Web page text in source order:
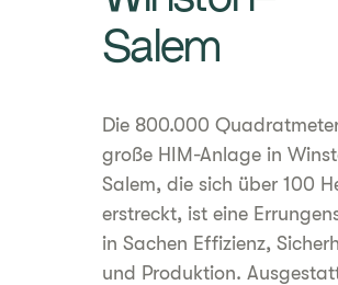
Salem
Die 800.000
große HIM-Anlage in
Salem, die sich über 100
erstreckt, ist eine
in Sachen Effizienz,
und Produktion.